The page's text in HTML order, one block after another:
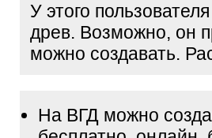
У этого
древ. Возможно, он
можно создавать.
На ВГД можно